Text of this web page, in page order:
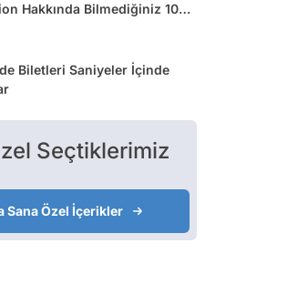
Hakkında Bilmediğiniz 10
Biletleri Saniyeler İçinde
Seçtiklerimiz
Sana Özel İçerikler